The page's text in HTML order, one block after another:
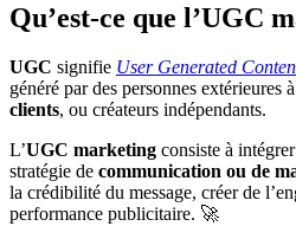
Qu’est-ce que l’UGC
UGC signifie User Generated
généré par des personnes extérieures
clients, ou créateurs indépendants.
L’UGC marketing consiste à
stratégie de communication ou de
la crédibilité du message, créer de
performance publicitaire. 🚀